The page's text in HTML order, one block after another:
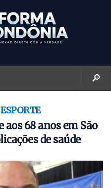
🔎
68 anos em São
de saúde